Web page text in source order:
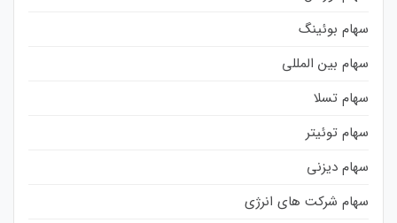
سهام بوئینگ
سهام بین المللی
سهام تسلا
سهام توئیتر
سهام دیزنی
سهام شرکت های انرژی